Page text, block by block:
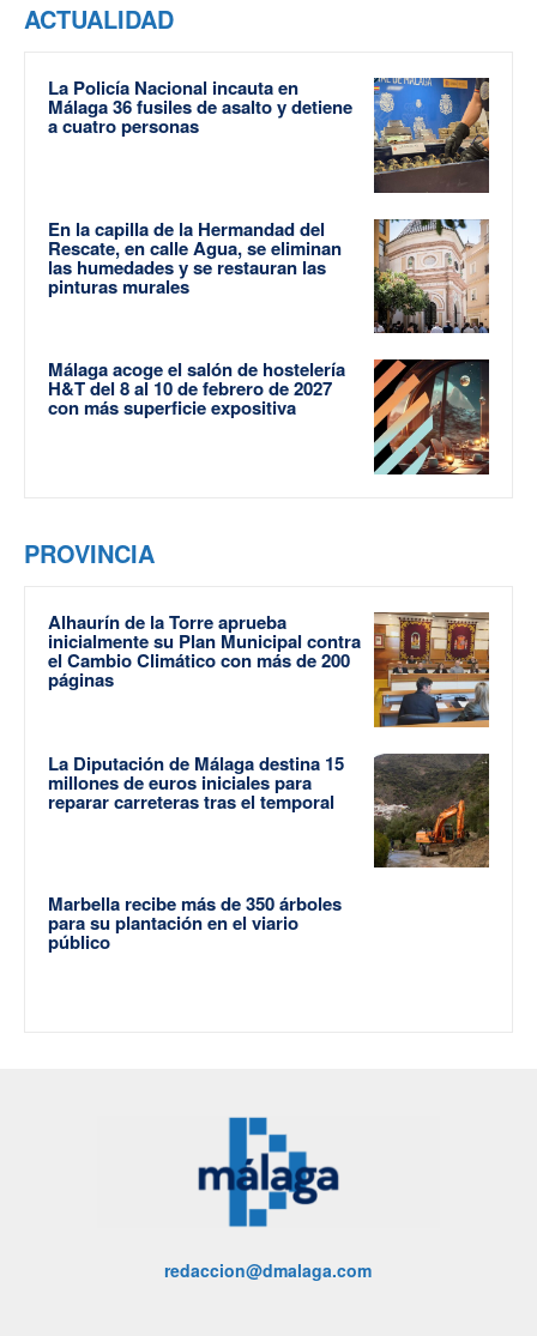
ACTUALIDAD
La Policía Nacional incauta en
Málaga 36 fusiles de asalto y detiene
a cuatro personas
En la capilla de la Hermandad del
Rescate, en calle Agua, se eliminan
las humedades y se restauran las
pinturas murales
Málaga acoge el salón de hostelería
H&T del 8 al 10 de febrero de 2027
con más superficie expositiva
PROVINCIA
Alhaurín de la Torre aprueba
inicialmente su Plan Municipal contra
el Cambio Climático con más de 200
páginas
La Diputación de Málaga destina 15
millones de euros iniciales para
reparar carreteras tras el temporal
Marbella recibe más de 350 árboles
para su plantación en el viario
público
redaccion@dmalaga.com